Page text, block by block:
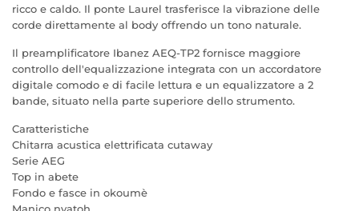
ricco e caldo. Il ponte Laurel trasferisce la vibrazione delle
corde direttamente al body offrendo un tono naturale.
Il preamplificatore Ibanez AEQ-TP2 fornisce maggiore
controllo dell'equalizzazione integrata con un accordatore
digitale comodo e di facile lettura e un equalizzatore a 2
bande, situato nella parte superiore dello strumento.
Caratteristiche
Chitarra acustica elettrificata cutaway
Serie AEG
Top in abete
Fondo e fasce in okoumè